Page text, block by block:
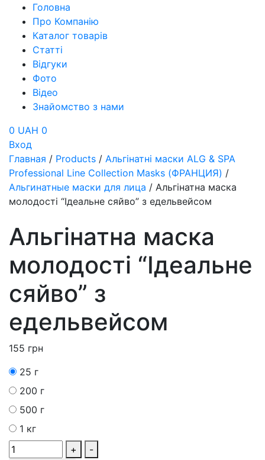
Головна
Про Компанію
Каталог товарів
Статті
Відгуки
Фото
Відео
Знайомство з нами
0 UAH 0
Вход
Главная / Products / Альгінатні маски ALG & SPA
Professional Line Collection Masks (ФРАНЦИЯ) /
Альгинатные маски для лица / Альгінатна маска
молодості “Ідеальне сяйво” з едельвейсом
Альгінатна маска
молодості “Ідеальне
сяйво” з
едельвейсом
155 грн
25 г
200 г
500 г
1 кг
+
-